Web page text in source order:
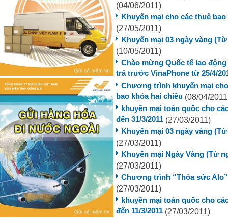
(04/06/2011)
Khuyến mại cho các thuê
(27/05/2011)
Khuyến mại 03 ngày vàng
(10/05/2011)
Chào mừng Quốc tế lao
trả trước VinaPhone từ 25/4/
Chương trình khuyến mại
bao khóa hai chiều (08/04/
khuyến mại toàn quốc cho
đến 31/3/2011 (27/03/2011)
Khuyến mại 03 ngày vàng
(27/03/2011)
Khuyến mại Ngày Vàng (Từ
(27/03/2011)
Chương trình “Thỏa sức
(27/03/2011)
khuyến mại toàn quốc cho
đến 11/3/2011 (27/03/2011)